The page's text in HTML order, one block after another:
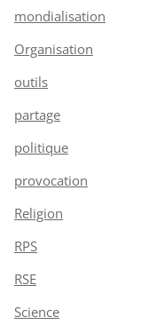
mondialisation
Organisation
outils
partage
politique
provocation
Religion
RPS
RSE
Science